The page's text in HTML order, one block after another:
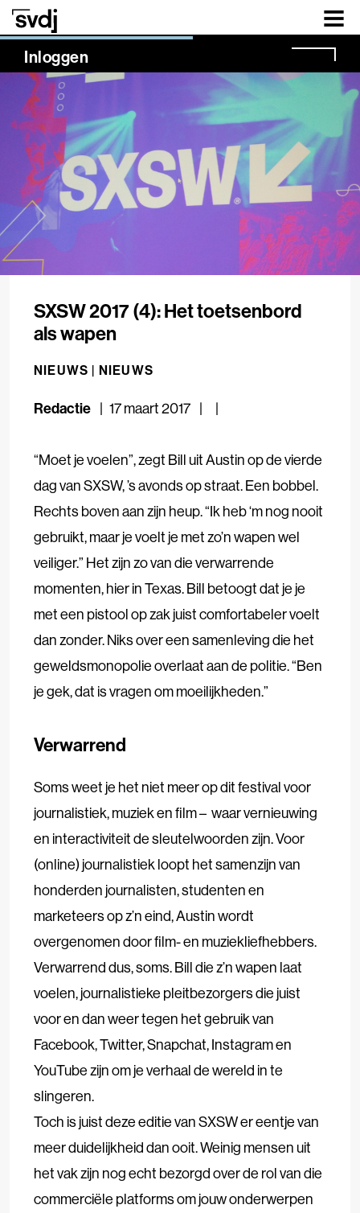
Naar hoofdinhoud
Inloggen
NaN%
SXSW 2017 (4): Het toetsenbord
als wapen
NIEUWS | NIEUWS
Redactie 17 maart 2017
“Moet je voelen”, zegt Bill uit Austin op de vierde
dag vanSXSW, ’s avonds op straat. Een bobbel.
Rechts boven aan zijn heup. “Ik heb ‘m nog nooit
gebruikt, maar je voelt je met zo’n wapen wel
veiliger.” Het zijn zo van die verwarrende
momenten, hier in Texas. Bill betoogt dat je je
met een pistool op zak juist comfortabeler voelt
dan zonder. Niks over een samenleving die het
geweldsmonopolie overlaat aan de politie. “Ben
je gek, dat is vragen om moeilijkheden.”
Verwarrend
Soms weet je het niet meer op dit festival voor
journalistiek, muziek en film – waar vernieuwing
en interactiviteit de sleutelwoorden zijn. Voor
(online) journalistiek loopt het samenzijn van
honderden journalisten, studenten en
marketeers op z’n eind, Austin wordt
overgenomen door film- en muziekliefhebbers.
Verwarrend dus, soms. Bill die z’n wapen laat
voelen, journalistieke pleitbezorgers die juist
voor en dan weer tegen het gebruik van
Facebook, Twitter, Snapchat, Instagram en
YouTube zijn om je verhaal de wereld in te
slingeren.
Toch is juist deze editie vanSXSWer eentje van
meer duidelijkheid dan ooit. Weinig mensen uit
het vak zijn nog echt bezorgd over de rol van die
commerciële platforms om jouw onderwerpen